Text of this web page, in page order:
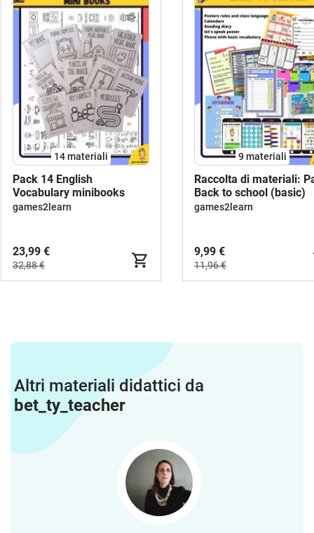
14 materiali
Pack 14 English
Vocabulary minibooks
games2learn
23,99 €
32,88 €
9 materiali
Raccolta di materiali:
Back to school (basic)
games2learn
9,99 €
11,96 €
Altri materiali didattici da
bet_ty_teacher